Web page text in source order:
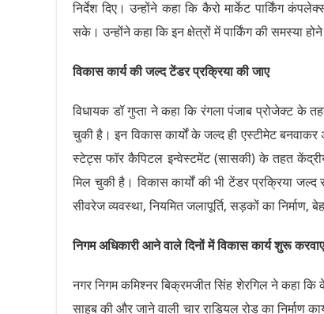
निर्देश दिए। उन्होंने कहा कि कैरो मार्केट पार्किंग
सके। उन्होंने कहा कि इन क्षेत्रों में पार्किंग की समस्या
विकास कार्य की जल्द टेंडर प्रक्रिया की जाए
विधायक डॉ गुप्ता ने कहा कि रंगला पंजाब प्रोजेक्ट के
चुकी है। इन विकास कार्यों के जल्द ही एस्टीमेट
स्टेट्स फॉर कैपिटल इन्वेस्टमेंट (सासकी) के तहत
मिल चुकी है। विकास कार्यों की भी टेंडर प्रक्रिया
सीवरेज व्यवस्था, नियमित जलापूर्ति, सड़कों का निर्माण,
निगम अधिकारी आने वाले दिनों में विकास कार्य शुरू करवाए
नगर निगम कमिश्नर बिक्रमजीत सिंह शेरगिल ने कहा कि
साहब की और जाने वाली चार राडियल रोड का निर्माण